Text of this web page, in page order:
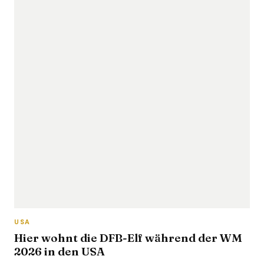
USA
Hier wohnt die DFB-Elf während der WM
2026 in den USA